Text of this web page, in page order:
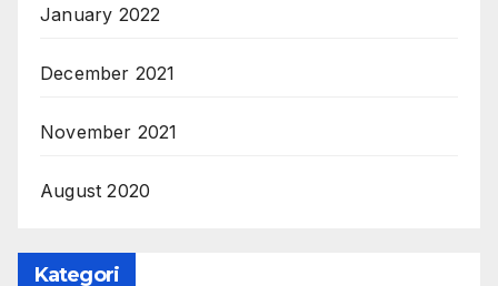
January 2022
December 2021
November 2021
August 2020
Kategori